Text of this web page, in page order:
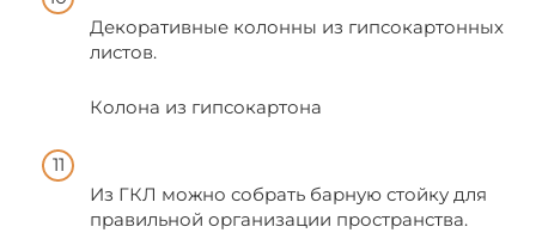
Декоративные колонны из гипсокартонных
листов.
Колона из гипсокартона
Из ГКЛ можно собрать барную стойку для
правильной организации пространства.